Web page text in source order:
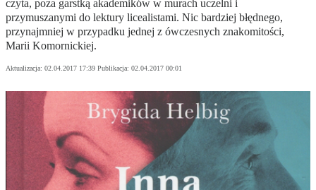
czyta, poza garstką akademików w murach uczelni i
przymuszanymi do lektury licealistami. Nic bardziej błędnego,
przynajmniej w przypadku jednej z ówczesnych znakomitości,
Marii Komornickiej.
Aktualizacja: 02.04.2017 17:39 Publikacja: 02.04.2017 00:01